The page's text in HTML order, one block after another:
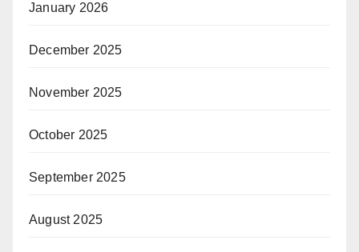
January 2026
December 2025
November 2025
October 2025
September 2025
August 2025